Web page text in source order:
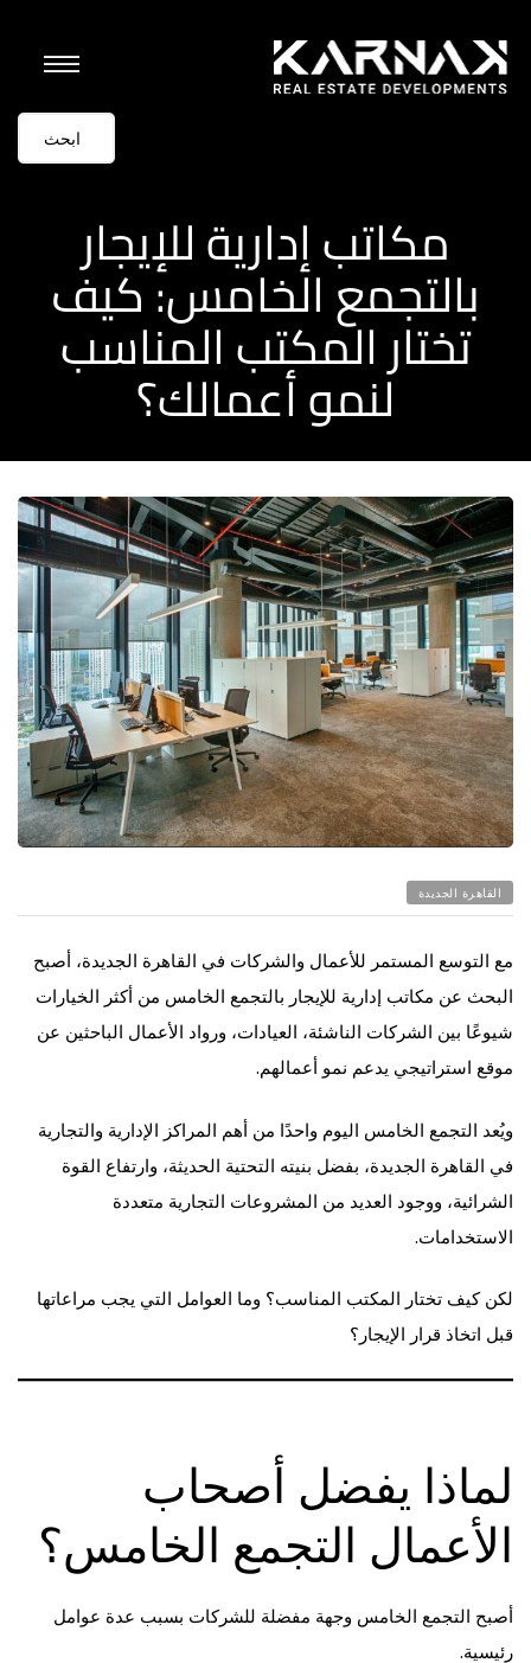
مكاتب إدارية للإيجار
بالتجمع الخامس: كيف
تختار المكتب المناسب
لنمو أعمالك؟
القاهرة الجديدة
مع التوسع المستمر للأعمال والشركات في القاهرة الجديدة، أصبح
البحث عن مكاتب إدارية للإيجار بالتجمع الخامس من أكثر الخيارات
شيوعًا بين الشركات الناشئة، العيادات، ورواد الأعمال الباحثين عن
موقع استراتيجي يدعم نمو أعمالهم.
ويُعد التجمع الخامس اليوم واحدًا من أهم المراكز الإدارية والتجارية
في القاهرة الجديدة، بفضل بنيته التحتية الحديثة، وارتفاع القوة
الشرائية، ووجود العديد من المشروعات التجارية متعددة
الاستخدامات.
لكن كيف تختار المكتب المناسب؟ وما العوامل التي يجب مراعاتها
قبل اتخاذ قرار الإيجار؟
لماذا يفضل أصحاب
الأعمال التجمع الخامس؟
أصبح التجمع الخامس وجهة مفضلة للشركات بسبب عدة عوامل
رئيسية.